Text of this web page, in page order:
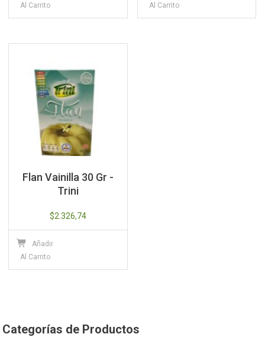
Al Carrito
Al Carrito
Flan Vainilla 30 Gr -
Trini
$2.326,74
Añadir
Al Carrito
Categorías de Productos